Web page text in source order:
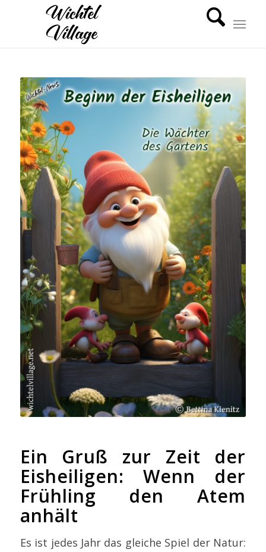
Ein Gruß zur Zeit der
Eisheiligen: Wenn der
Frühling den Atem
anhält
Es ist jedes Jahr das gleiche Spiel der Natur: